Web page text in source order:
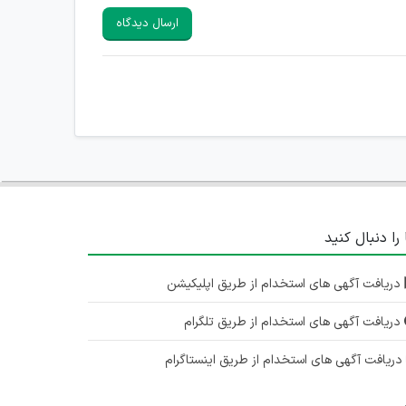
ارسال دیدگاه
را دنبال کنید
دریافت آگهی های استخدام از طریق اپلیکیشن
دریافت آگهی های استخدام از طریق تلگرام
دریافت آگهی های استخدام از طریق اینستاگرام